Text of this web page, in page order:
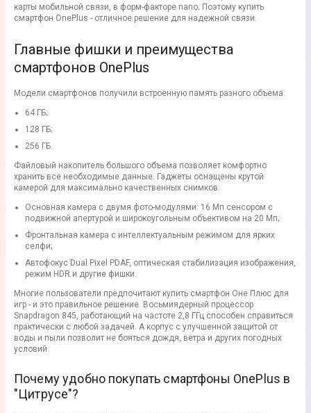
карты мобильной связи, в форм-факторе nano. Поэтому купить
смартфон OnePlus - отличное решение для надежной связи.
Главные фишки и преимущества
смартфонов OnePlus
Модели смартфонов получили встроенную память разного объема:
64 ГБ;
128 ГБ;
256 ГБ.
Файловый накопитель большого объема позволяет комфортно
хранить все необходимые данные. Гаджеты оснащены крутой
камерой для максимально качественных снимков:
Основная камера с двумя фото-модулями: 16 Мп сенсором с
подвижной апертурой и широкоугольным объективом на 20 Мп;
Фронтальная камера с интеллектуальным режимом для ярких
селфи;
Автофокус Dual Pixel PDAF, оптическая стабилизация изображения,
режим HDR и другие фишки.
Многие пользователи предпочитают купить смартфон Оне Плюс для
игр - и это правильное решение. Восьмиядерный процессор
Snapdragon 845, работающий на частоте 2,8 ГГц способен справиться
практически с любой задачей. А корпус с улучшенной защитой от
воды и пыли позволит не бояться дождя, ветра и других погодных
условий.
Почему удобно покупать смартфоны OnePlus в
"Цитрусе"?